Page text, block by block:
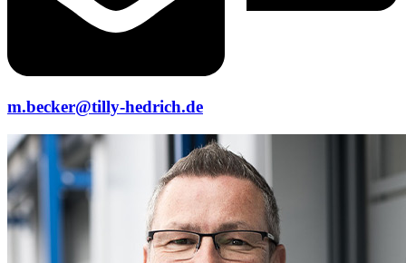
m.becker@tilly-hedrich.de